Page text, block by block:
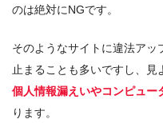
のは絶対にNGです。
そのようなサイトに違法ア
止まることも多いですし、
個人情報漏えいやコンピュー
ります。